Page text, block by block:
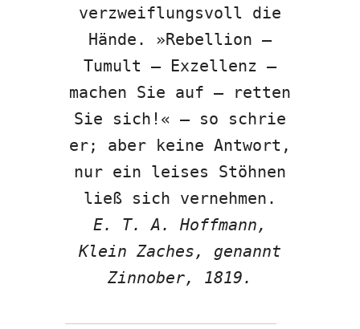
verzweiflungsvoll die
Hände. »Rebellion –
Tumult – Exzellenz –
machen Sie auf – retten
Sie sich!« – so schrie
er; aber keine Antwort,
nur ein leises Stöhnen
ließ sich vernehmen.
E. T. A. Hoffmann,
Klein Zaches, genannt
Zinnober, 1819.